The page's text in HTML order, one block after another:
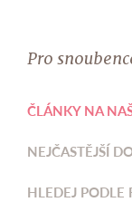
Pro
ČLÁNKY NA
NEJČASTĚJŠÍ
HLEDEJ PODLE